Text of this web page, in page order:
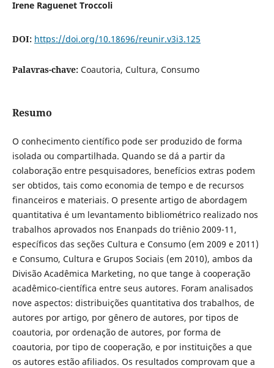
Irene Raguenet Troccoli
DOI: https://doi.org/10.18696/reunir.v3i3.125
Palavras-chave: Coautoria, Cultura, Consumo
Resumo
O conhecimento científico pode ser produzido de forma
isolada ou compartilhada. Quando se dá a partir da
colaboração entre pesquisadores, benefícios extras podem
ser obtidos, tais como economia de tempo e de recursos
financeiros e materiais. O presente artigo de abordagem
quantitativa é um levantamento bibliométrico realizado nos
trabalhos aprovados nos Enanpads do triênio 2009-11,
específicos das seções Cultura e Consumo (em 2009 e 2011)
e Consumo, Cultura e Grupos Sociais (em 2010), ambos da
Divisão Acadêmica Marketing, no que tange à cooperação
acadêmico-científica entre seus autores. Foram analisados
nove aspectos: distribuições quantitativa dos trabalhos, de
autores por artigo, por gênero de autores, por tipos de
coautoria, por ordenação de autores, por forma de
coautoria, por tipo de cooperação, e por instituições a que
os autores estão afiliados. Os resultados comprovam que a